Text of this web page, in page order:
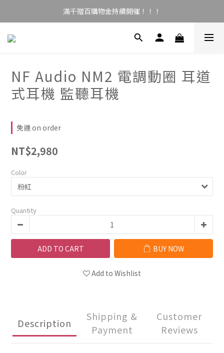
滿千贈百購物金持續開催！！！
NF Audio NM2 電調動圈 耳道
式耳機 監聽耳機
免運 on order
NT$2,980
Color
Quantity
ADD TO CART BUY NOW
Add to Wishlist
Description
Shipping &
Payment
Customer
Reviews